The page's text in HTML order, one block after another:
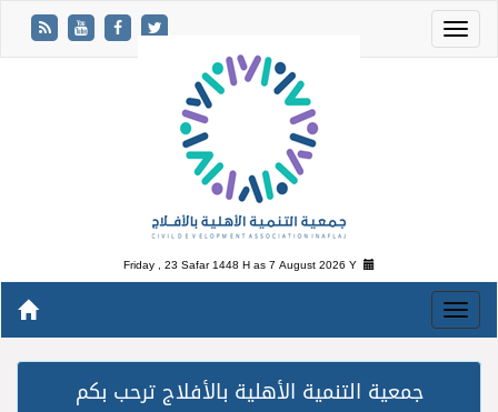
Friday , 23 Safar 1448 H as7 August 2026 Y
جمعية التنمية الأهلية بالأفلاج ترحب بكم